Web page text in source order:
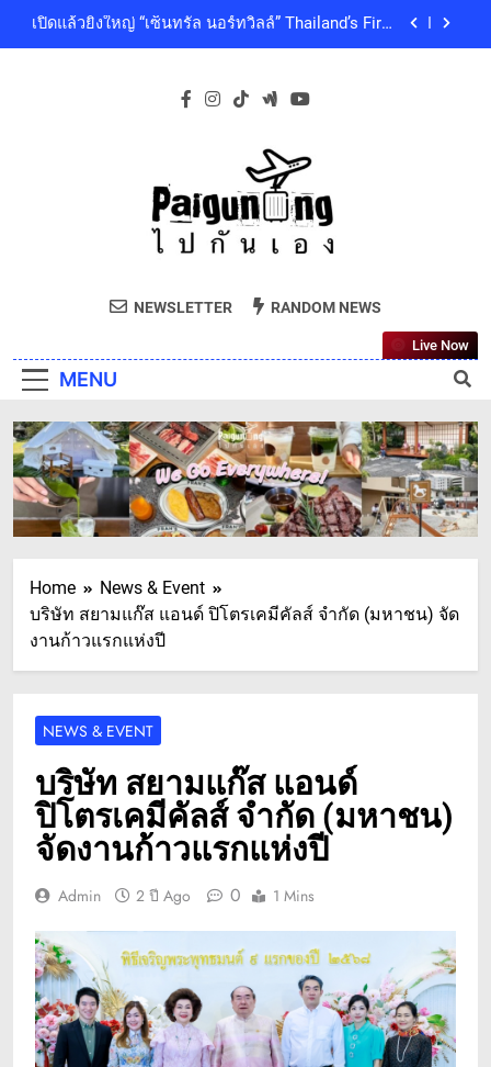
ที่สุด ปักหมุด 19 ธันวาคมนี้ ที่ทองสมบูรณ์คลับ เขา
ใหญ่
เปิดแล้วยิ่งใหญ่ “เซ็นทรัล นอร์ทวิลล์” Thailand’s First
ถวายความอาลัย และน้อมสำนึกในพระกรุณาธิคุณ
ของสมเด็จพระเจ้าลูกเธอ เจ้าฟ้าพัชรกิติยาภา นเรนทิ
เพื่อผู้บริโภคและสิ่งแวดล้อมที่ยั่งยืน
‘GMM SHOW’ ชวนสัมผัสฤดูแห่งความสุขกับ Chang
Cold Brew Cool Club Presents ‘นั่งเล่น 10’ เทศกาล
ดนตรีท่ามกลางธรรมชาติบรรยากาศดีที่สุดและสบาย
ที่สุด ปักหมุด 19 ธันวาคมนี้ ที่ทองสมบูรณ์คลับ เขา
เปิดแล้วยิ่งใหญ่ “เซ็นทรัล นอร์ทวิลล์” Thailand’s First
Outdoor-Inspired Indoor Shopping Centre ยกระดับ
คุณภาพชีวิตของผู้คนทุกเจเนอเรชัน
ของสมเด็จพระเจ้าลูกเธอ เจ้าฟ้าพัชรกิติยาภา นเรนทิ
ราเทพยวดี กรมหลวงราชสาริณีสิริพัชร มหาวัชรราช
ธิดา เป็นล้นพ้น
โออิชิ จับมือ เอสซีจีซี พัฒนาบรรจุภัณฑ์อาหารรักษ์
โลก ด้วยเทคโนโลยีย่อยสลายทางชีวภาพ “EcoRevo”
Paiguneng.com
NEWSLETTER RANDOM NEWS
MENU
Live Now
Home
News & Event
บริษัท สยามแก๊ส แอนด์ ปิโตรเคมีคัลส์ จำกัด (มหาชน) จัด
งานก้าวแรกแห่งปี
NEWS & EVENT
บริษัท สยามแก๊ส แอนด์
ปิโตรเคมีคัลส์ จำกัด (มหาชน)
จัดงานก้าวแรกแห่งปี
Admin 2 ปี Ago 0 1 Mins